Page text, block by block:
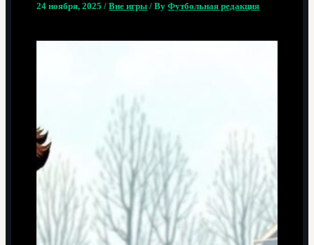
24 ноября, 2025/Вне игры / ByФутбольная редакция